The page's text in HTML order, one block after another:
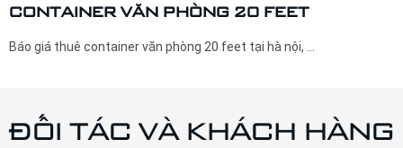
CONTAINER VĂN PHÒNG 20 FEET
Báo giá thuê container văn phòng 20 feet tại hà nội, ...
ĐỐI TÁC VÀ KHÁCH HÀNG